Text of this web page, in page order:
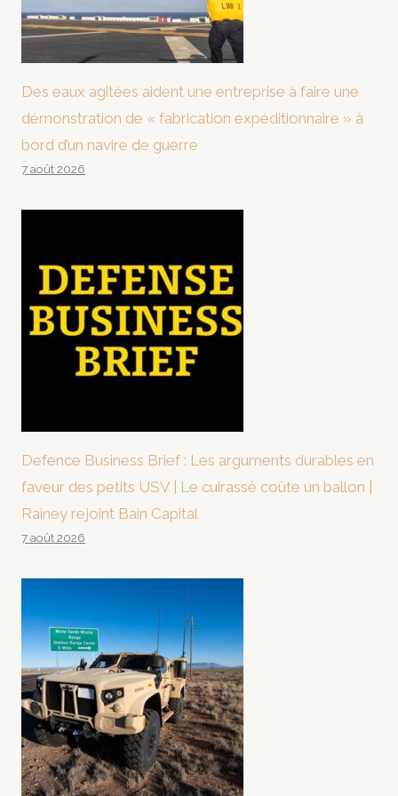
Des eaux agitées aident une entreprise à faire une
démonstration de « fabrication expéditionnaire » à
bord d’un navire de guerre
7 août 2026
Defence Business Brief : Les arguments durables en
faveur des petits USV | Le cuirassé coûte un ballon |
Rainey rejoint Bain Capital
7 août 2026